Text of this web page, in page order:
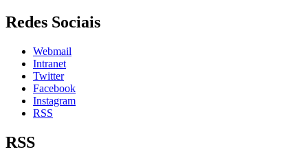
Redes Sociais
Webmail
Intranet
Twitter
Facebook
Instagram
RSS
RSS